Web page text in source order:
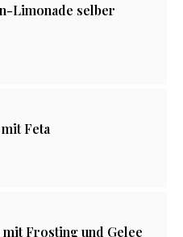
Limonade selber
Feta
Frosting und Gelee